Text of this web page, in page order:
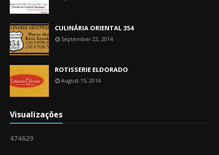
CULINÁRIA ORIENTAL 354
September 22, 2014
ROTISSERIE ELDORADO
August 15, 2014
Visualizações
474629